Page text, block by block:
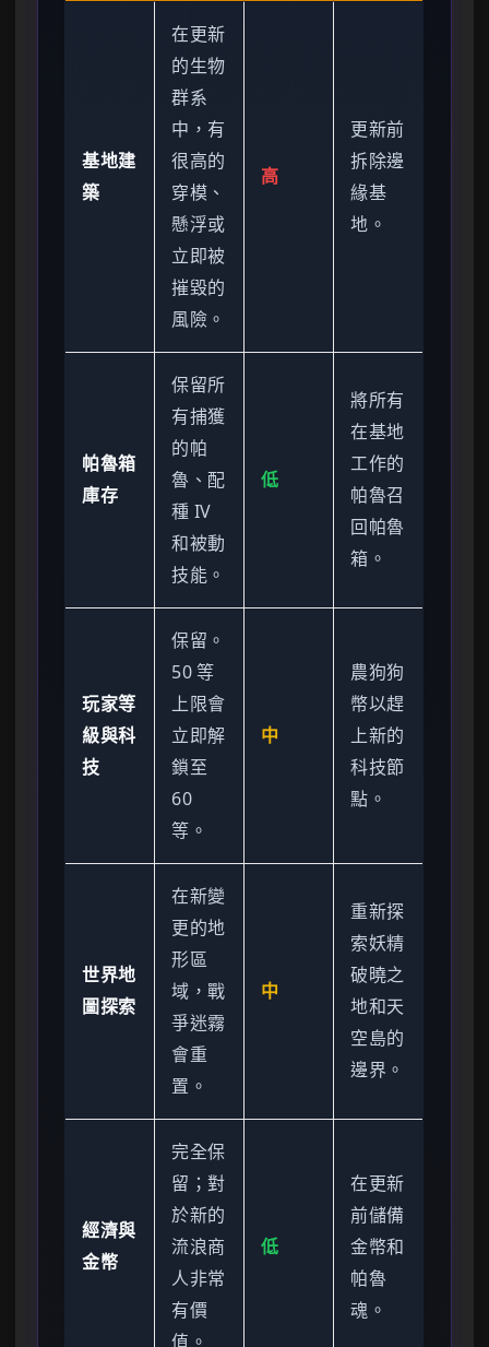
基地建
築
在更新
的生物
群系
中，有
很高的
穿模、
懸浮或
立即被
摧毀的
風險。
高
更新前
拆除邊
緣基
地。
帕魯箱
庫存
保留所
有捕獲
的帕
魯、配
種 IV
和被動
技能。
低
將所有
在基地
工作的
帕魯召
回帕魯
箱。
玩家等
級與科
技
保留。
50 等
上限會
立即解
鎖至
60
等。
中
農狗狗
幣以趕
上新的
科技節
點。
世界地
圖探索
在新變
更的地
形區
域，戰
爭迷霧
會重
置。
中
重新探
索妖精
破曉之
地和天
空島的
邊界。
經濟與
金幣
完全保
留；對
於新的
流浪商
人非常
有價
值。
低
在更新
前儲備
金幣和
帕魯
魂。